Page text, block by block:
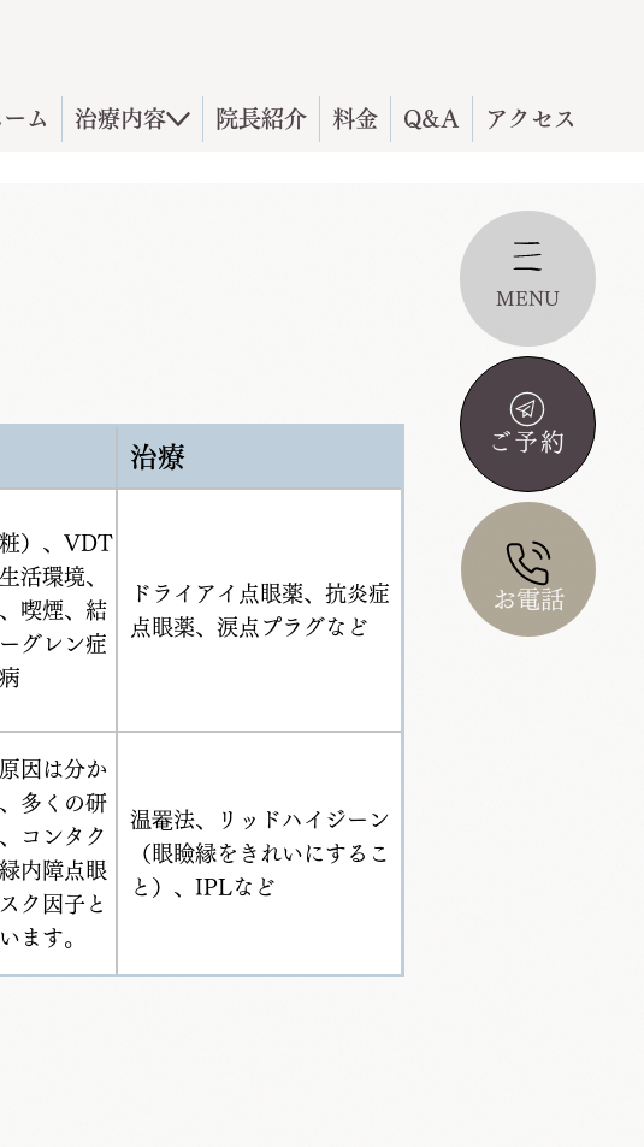
ーム 治療内容 院長紹介 料金 Q&A アクセス
MENU
ご予約
お電話
治療
）、VDT
活環境、
喫煙、結
グレン症
ドライアイ点眼薬、抗炎症
点眼薬、涙点プラグなど
因は分か
多くの研
コンタク
内障点眼
ク因子と
ます。
温罨法、リッドハイジーン
（眼瞼縁をきれいにするこ
と）、IPLなど